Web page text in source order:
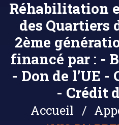
Réhabilitation
des Quartiers
2ème
financé par : -
- Don de l’UE -
- Crédit
Accueil